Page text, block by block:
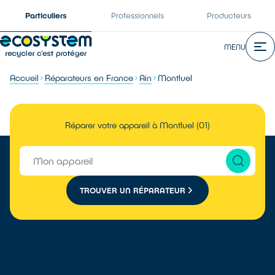
Particuliers Professionnels Producteurs
MENU
Accueil Réparateurs en France Ain Montluel
Réparer votre appareil à Montluel (01)
TROUVER UN RÉPARATEUR